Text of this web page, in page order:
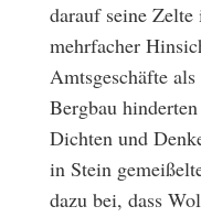
darauf seine
mehrfacher
Amtsgeschäfte
Bergbau
Dichten und
in Stein
dazu bei, dass